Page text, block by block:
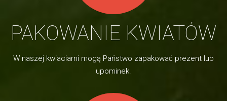
PAKOWANIE KWIATÓW
W naszej kwiaciarni mogą Państwo zapakować prezent lub
upominek.